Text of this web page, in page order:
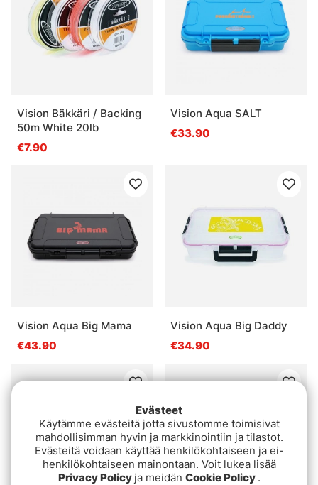
Vision Bäkkäri / Backing
50m White 20lb
€7.90
Vision Aqua SALT
€33.90
Vision Aqua Big Mama
€43.90
Vision Aqua Big Daddy
€34.90
Evästeet
Käytämme evästeitä jotta sivustomme toimisivat
mahdollisimman hyvin ja markkinointiin ja tilastot.
Evästeitä voidaan käyttää henkilökohtaiseen ja ei-
henkilökohtaiseen mainontaan. Voit lukea lisää
Privacy Policy ja meidän Cookie Policy .